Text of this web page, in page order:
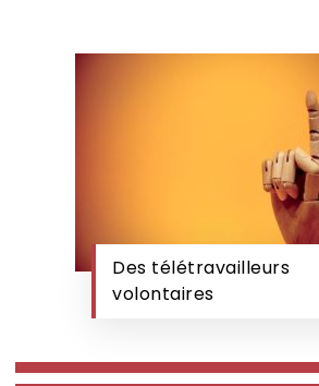
Des télétravailleurs
volontaires